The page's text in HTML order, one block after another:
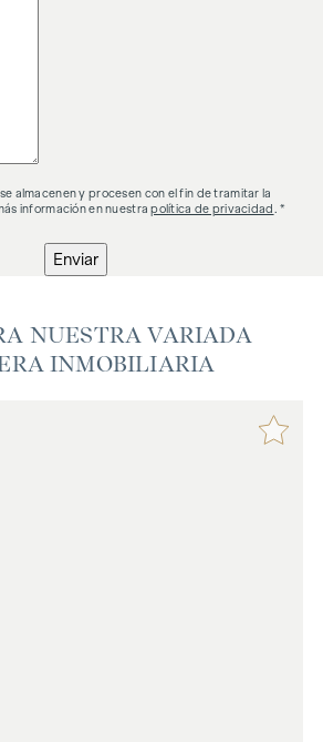
almacenen y procesen con el fin de tramitar la
información en nuestrapolítica de privacidad . *
Enviar
NUESTRA VARIADA
INMOBILIARIA